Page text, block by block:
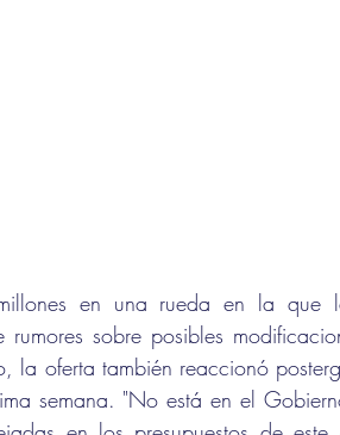
en una rueda en la que
sobre posibles
la oferta también reaccionó
semana. "No está en el